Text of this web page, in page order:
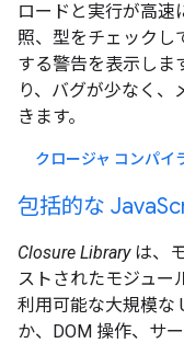
ロードと実行が高速
照、型をチェックし
する警告を表示しま
り、バグが少なく、
きます。
クロージャ コンパイ
包括的な
Closure Libraryは、
ストされたモジュー
利用可能な大規模な
か、DOM 操作、サ